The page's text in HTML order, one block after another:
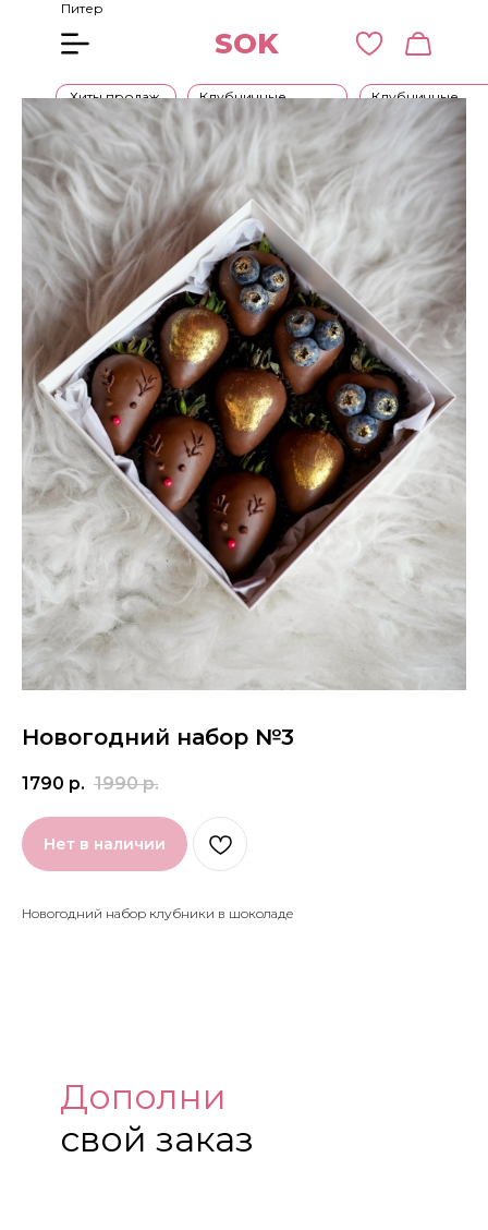
Питер
SOK
Клубничные
наборы
Клубничные
Хиты продаж
Новогодний набор №3
1790 р. 1990 р.
Нет в наличии
Новогодний набор клубники в шоколаде
Дополни
свой заказ